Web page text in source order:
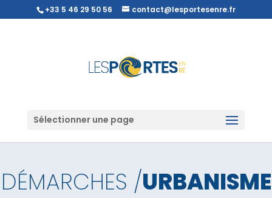
+33 5 46 29 50 56 contact@lesportesenre.fr
Sélectionner une page
DÉMARCHES /URBANISME